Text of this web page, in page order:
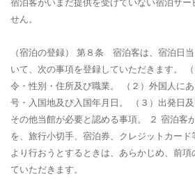
せん。
（宿泊の登録）
第８条 宿泊客は、宿泊日当
いて、次の事項を登録していただきます。
令・性別・住所及び職業。 （２）外国人に
号・入国地及び入国年月日。 （３）出発日及
その他当館が必要と認める事項。 ２ 宿泊客
を、旅行小切手、宿泊券、クレジットカー
より行おうとするときは、あらかじめ、前
ていただきます。